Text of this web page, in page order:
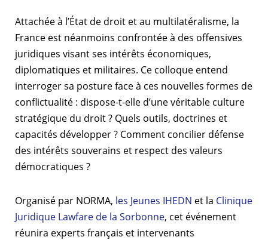
Attachée à l’État de droit et au multilatéralisme, la
France est néanmoins confrontée à des offensives
juridiques visant ses intérêts économiques,
diplomatiques et militaires. Ce colloque entend
interroger sa posture face à ces nouvelles formes de
conflictualité : dispose-t-elle d’une véritable culture
stratégique du droit ? Quels outils, doctrines et
capacités développer ? Comment concilier défense
des intérêts souverains et respect des valeurs
démocratiques ?
Organisé par NORMA, les Jeunes IHEDN et la Clinique
Juridique Lawfare de la Sorbonne, cet événement
réunira experts français et intervenants